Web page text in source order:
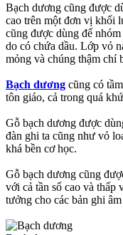
Bạch dương cũng được
cao trên một đơn vị khối
cũng được dùng để
do có chứa dầu. Lớp vỏ
mỏng và chúng thậm chí
Bạch dương cũng có
tôn giáo, cả trong quá
Gỗ bạch dương được
đàn ghi ta cũng như vỏ
khá bền cơ học.
Gỗ bạch dương cũng
với cả tần số cao và thấp
tưởng cho các bản ghi